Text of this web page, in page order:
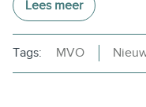
Lees meer
Tags: MVO